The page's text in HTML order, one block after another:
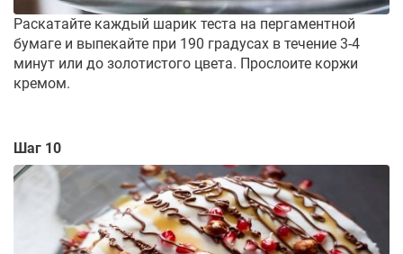
Раскатайте каждый шарик теста на пергаментной
бумаге и выпекайте при 190 градусах в течение 3-4
минут или до золотистого цвета. Прослоите коржи
кремом.
Шаг 10